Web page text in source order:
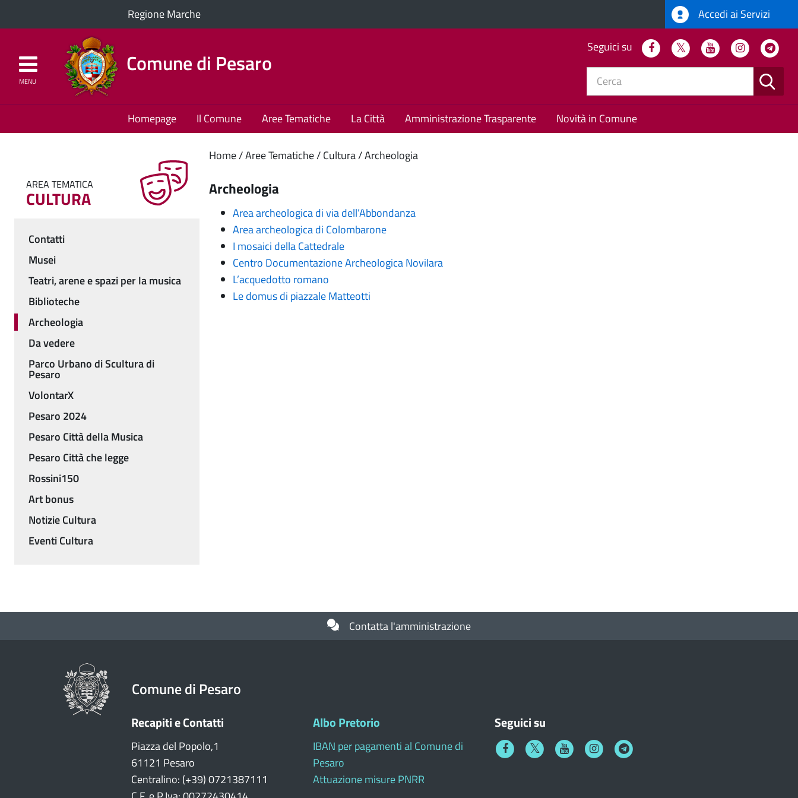
Regione Marche Accedi ai Servizi
Comune di Pesaro
Seguici su FacebookTwitter Youtube Instagram
MENU
Homepage Il Comune Aree Tematiche La Città Amministrazione Trasparente Novità in Comune
Contenuto
principale
Home Aree Tematiche Cultura Archeologia
Archeologia
Area archeologica di via dell’Abbondanza
Area archeologica di Colombarone
I mosaici della Cattedrale
Centro Documentazione Archeologica Novilara
L’acquedotto romano
Le domus di piazzale Matteotti
AREA TEMATICA
CULTURA
Menu
Contatti
Musei
Teatri, arene e spazi per la musica
Biblioteche
Archeologia
Da vedere
Parco Urbano di Scultura di
Pesaro
VolontarX
Pesaro 2024
Pesaro Città della Musica
Pesaro Città che legge
Rossini150
Art bonus
Notizie Cultura
Eventi Cultura
Contatta l'amministrazione
Comune di Pesaro
Recapiti e Contatti
Piazza del Popolo,1
61121 Pesaro
Centralino: (+39) 0721387111
Albo Pretorio
IBAN per pagamenti al Comune di
Pesaro
Attuazione misure PNRR
Seguici su
FacebookTwitter YoutubeInstagramTelegram